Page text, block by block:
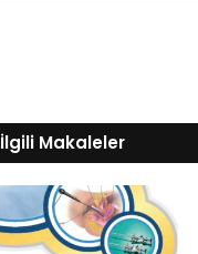
İlgili Makaleler